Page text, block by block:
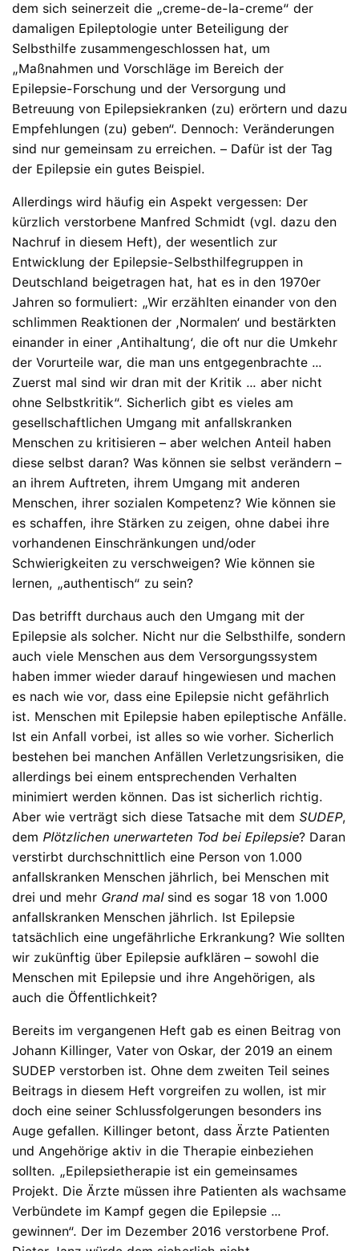
dem sich seinerzeit die „creme-de-la-creme“ der
damaligen Epileptologie unter Beteiligung der
Selbsthilfe zusammengeschlossen hat, um
„Maßnahmen und Vorschläge im Bereich der
Epilepsie-Forschung und der Versorgung und
Betreuung von Epilepsiekranken (zu) erörtern und dazu
Empfehlungen (zu) geben“. Dennoch: Veränderungen
sind nur gemeinsam zu erreichen. – Dafür ist der Tag
der Epilepsie ein gutes Beispiel.
Allerdings wird häufig ein Aspekt vergessen: Der
kürzlich verstorbene Manfred Schmidt (vgl. dazu den
Nachruf in diesem Heft), der wesentlich zur
Entwicklung der Epilepsie-Selbsthilfegruppen in
Deutschland beigetragen hat, hat es in den 1970er
Jahren so formuliert: „Wir erzählten einander von den
schlimmen Reaktionen der ‚Normalen‘ und bestärkten
einander in einer ‚Antihaltung‘, die oft nur die Umkehr
der Vorurteile war, die man uns entgegenbrachte …
Zuerst mal sind wir dran mit der Kritik … aber nicht
ohne Selbstkritik“. Sicherlich gibt es vieles am
gesellschaftlichen Umgang mit anfallskranken
Menschen zu kritisieren – aber welchen Anteil haben
diese selbst daran? Was können sie selbst verändern –
an ihrem Auftreten, ihrem Umgang mit anderen
Menschen, ihrer sozialen Kompetenz? Wie können sie
es schaffen, ihre Stärken zu zeigen, ohne dabei ihre
vorhandenen Einschränkungen und/oder
Schwierigkeiten zu verschweigen? Wie können sie
lernen, „authentisch“ zu sein?
Das betrifft durchaus auch den Umgang mit der
Epilepsie als solcher. Nicht nur die Selbsthilfe, sondern
auch viele Menschen aus dem Versorgungssystem
haben immer wieder darauf hingewiesen und machen
es nach wie vor, dass eine Epilepsie nicht gefährlich
ist. Menschen mit Epilepsie haben epileptische Anfälle.
Ist ein Anfall vorbei, ist alles so wie vorher. Sicherlich
bestehen bei manchen Anfällen Verletzungsrisiken, die
allerdings bei einem entsprechenden Verhalten
minimiert werden können. Das ist sicherlich richtig.
Aber wie verträgt sich diese Tatsache mit dem SUDEP,
dem Plötzlichen unerwarteten Tod bei Epilepsie? Daran
verstirbt durchschnittlich eine Person von 1.000
anfallskranken Menschen jährlich, bei Menschen mit
drei und mehr Grand malsind es sogar 18 von 1.000
anfallskranken Menschen jährlich. Ist Epilepsie
tatsächlich eine ungefährliche Erkrankung? Wie sollten
wir zukünftig über Epilepsie aufklären – sowohl die
Menschen mit Epilepsie und ihre Angehörigen, als
auch die Öffentlichkeit?
Bereits im vergangenen Heft gab es einen Beitrag von
Johann Killinger, Vater von Oskar, der 2019 an einem
SUDEP verstorben ist. Ohne dem zweiten Teil seines
Beitrags in diesem Heft vorgreifen zu wollen, ist mir
doch eine seiner Schlussfolgerungen besonders ins
Auge gefallen. Killinger betont, dass Ärzte Patienten
und Angehörige aktiv in die Therapie einbeziehen
sollten. „Epilepsietherapie ist ein gemeinsames
Projekt. Die Ärzte müssen ihre Patienten als wachsame
Verbündete im Kampf gegen die Epilepsie …
gewinnen“. Der im Dezember 2016 verstorbene Prof.